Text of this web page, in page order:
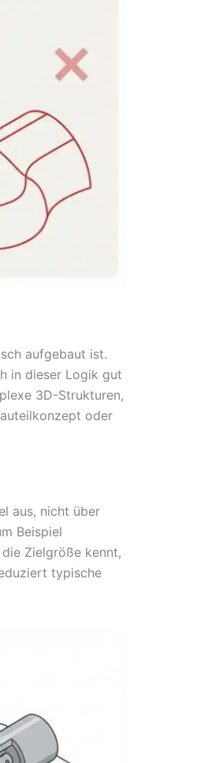
aufgebaut ist.
in dieser Logik gut
3D-Strukturen,
oder
aus, nicht über
Beispiel
Zielgröße kennt,
typische